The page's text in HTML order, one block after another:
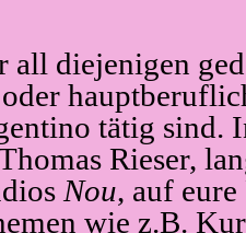
all diejenigen
tätig sind.
Rieser,
Nou, auf
wie z.B.